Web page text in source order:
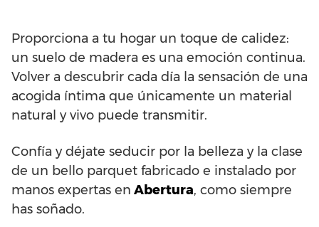
Proporciona a tu hogar un toque de calidez:
un suelo de madera es una emoción continua.
Volver a descubrir cada día la sensación de una
acogida íntima que únicamente un material
natural y vivo puede transmitir.
Confía y déjate seducir por la belleza y la clase
de un bello parquet fabricado e instalado por
manos expertas en Abertura, como siempre
has soñado.